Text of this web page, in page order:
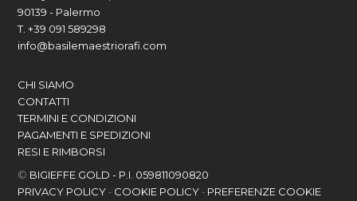
90139 - Palermo
T. +39 091 589298
info@basilemaestriorafi.com
CHI SIAMO
CONTATTI
TERMINI E CONDIZIONI
PAGAMENTI E SPEDIZIONI
RESI E RIMBORSI
© BIGIEFFE GOLD - P.I. 059811090820
PRIVACY POLICY- COOKIE POLICY- PREFERENZE COOKIE